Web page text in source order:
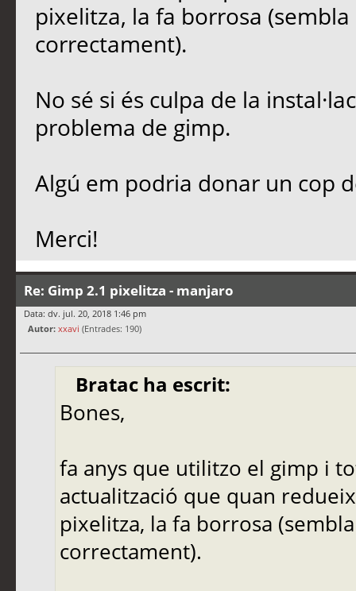
pixelitza, la fa borrosa
correctament).
No sé si és culpa de la
problema de gimp.
Algú em podria donar un cop
Merci!
Re: Gimp 2.1 pixelitza - manjaro
Data: dv. jul. 20, 2018 1:46 pm
Autor: xxavi (Entrades: 190)
Bratac ha escrit:
Bones,
fa anys que utilitzo el gimp i
actualització que quan
pixelitza, la fa borrosa
correctament).